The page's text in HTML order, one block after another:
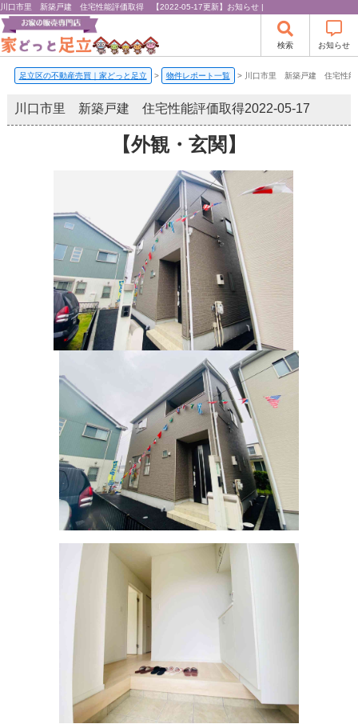
川口市里 新築戸建 住宅性能評価取得 【2022-05-17更新】お知らせ |
検索 お知らせ
足立区の不動産売買｜家どっと足立 > 物件レポート一覧 > 川口市里 新築戸建 住宅性
川口市里 新築戸建 住宅性能評価取得2022-05-17
【外観・玄関】